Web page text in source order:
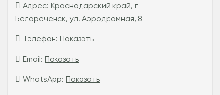
Адрес: Краснодарский край, г.
Белореченск, ул. Аэродромная, 8
Телефон: Показать
Email: Показать
WhatsApp: Показать